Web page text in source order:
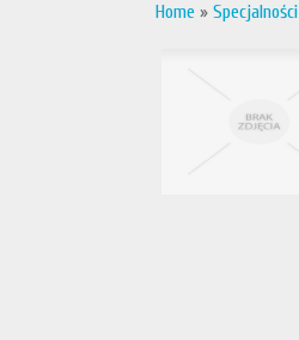
Home » Specjalności